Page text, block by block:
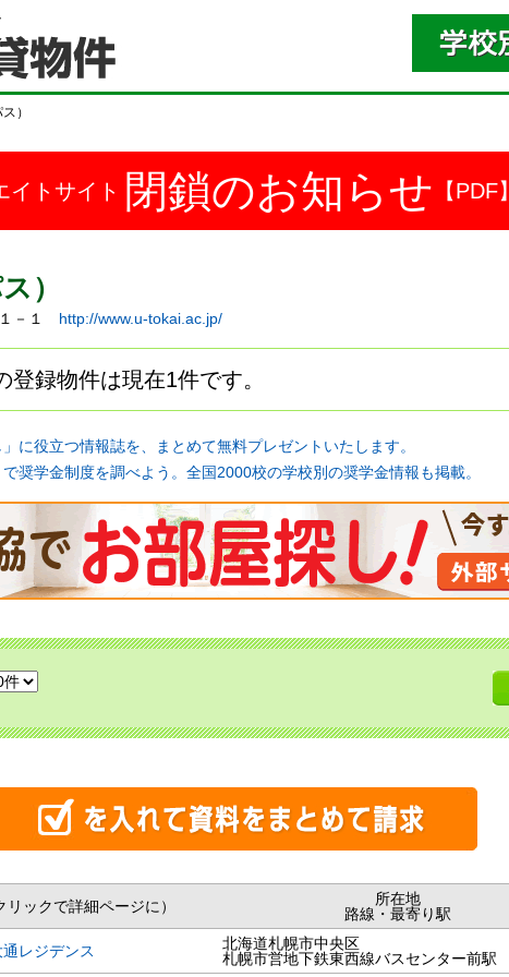
）
イトサイト 閉鎖のお知らせ 【PDF】
）
－１ http://www.u-tokai.ac.jp/
録物件は現在1件です。
に役立つ情報誌を、まとめて無料プレゼントいたします。
奨学金制度を調べよう。全国2000校の学校別の奨学金情報も掲載。
リックで詳細ページに）
所在地
路線・最寄り駅
レジデンス
北海道札幌市中央区
札幌市営地下鉄東西線バスセンター前駅